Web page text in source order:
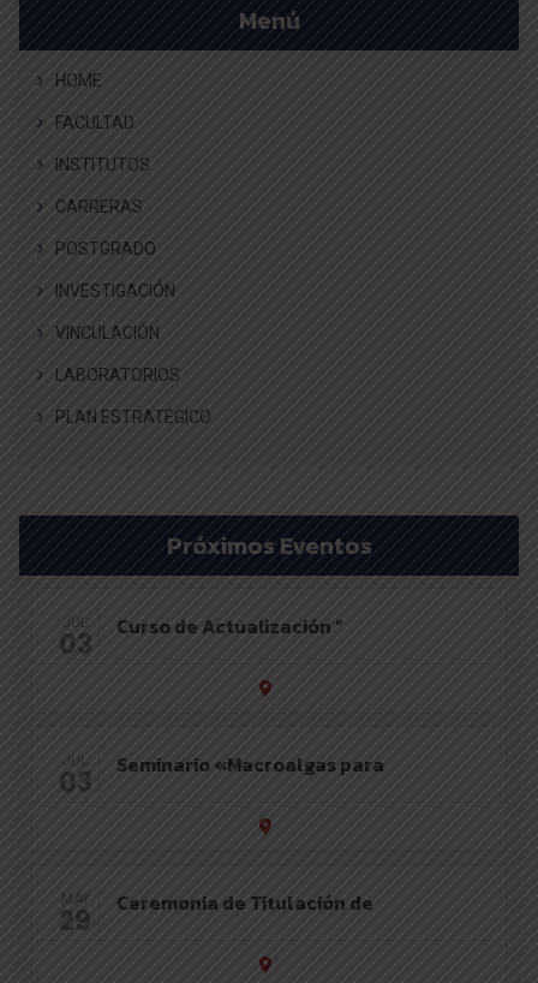
Menú
HOME
FACULTAD
INSTITUTOS
CARRERAS
POSTGRADO
INVESTIGACIÓN
VINCULACIÓN
LABORATORIOS
PLAN ESTRATÉGICO
Próximos Eventos
JUL
03 Curso de Actualización “
JUL
03 Seminario «Macroalgas para
MAY
29 Ceremonia de Titulación de